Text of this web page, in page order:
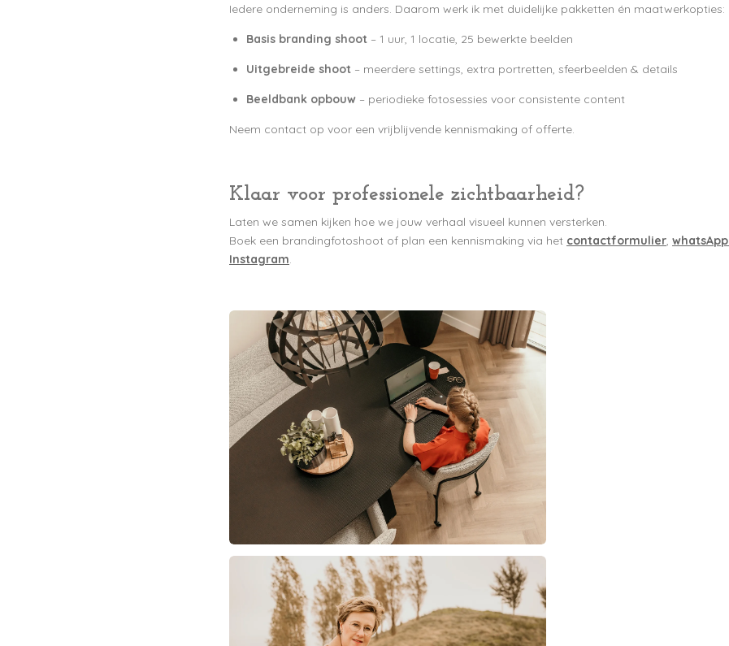
Iedere onderneming is anders. Daarom werk ik met duidelijke pakketten én maatwerkopties:
Basis branding shoot – 1 uur, 1 locatie, 25 bewerkte beelden
Uitgebreide shoot – meerdere settings, extra portretten, sfeerbeelden & details
Beeldbank opbouw – periodieke fotosessies voor consistente content
Neem contact op voor een vrijblijvende kennismaking of offerte.
Klaar voor professionele zichtbaarheid?
Laten we samen kijken hoe we jouw verhaal visueel kunnen versterken.
Boek een brandingfotoshoot of plan een kennismaking via het contactformulier, whatsApp
Instagram.